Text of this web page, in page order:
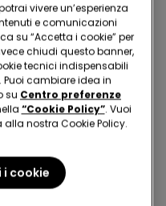
alla newsletter
vivere un’esperienza
e comunicazioni
su “Accetta i cookie” per
chiudi questo banner,
tecnici indispensabili
Puoi cambiare idea in
su Centro preferenze
“Cookie Policy”. Vuoi
nostra Cookie Policy.
cookie